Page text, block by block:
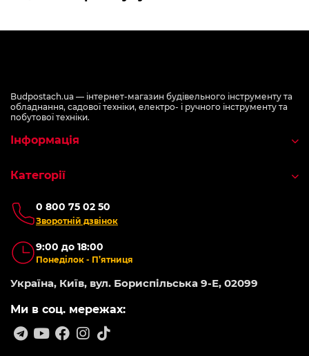
Budpostach.ua — інтернет-магазин будівельного інструменту та
обладнання, садової техніки, електро- і ручного інструменту та
побутової техніки.
0 800 75 02 50
Зворотній дзвінок
9:00 до 18:00
Понеділок - П’ятниця
Україна, Київ, вул. Бориспільська 9-Е, 02099
Ми в соц. мережах:
Інформація
Категорії